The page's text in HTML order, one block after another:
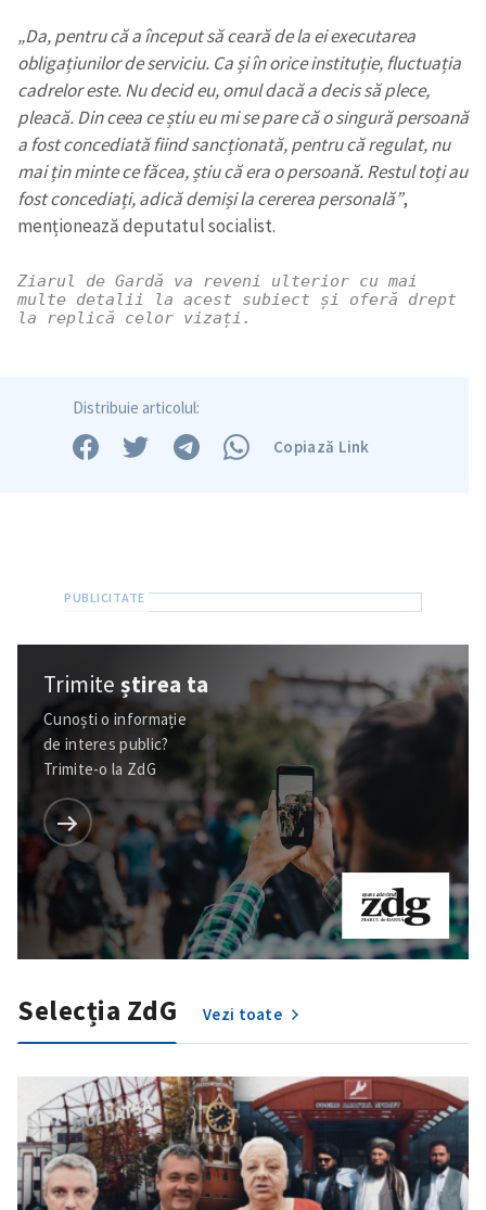
„Da, pentru că a început să ceară de la ei executarea
obligațiunilor de serviciu. Ca și în orice instituție, fluctuația
cadrelor este. Nu decid eu, omul dacă a decis să plece,
pleacă. Din ceea ce știu eu mi se pare că o singură persoană
a fost concediată fiind sancționată, pentru că regulat, nu
mai țin minte ce făcea, știu că era o persoană. Restul toți au
fost concediați, adică demiși la cererea personală”,
menționează deputatul socialist.
Ziarul de Gardă va reveni ulterior cu mai
multe detalii la acest subiect și oferă drept
la replică celor vizați.
Distribuie articolul:
Copiază Link
Trimiteștirea ta
Cunoști o informație
de interes public?
Trimite-o la ZdG
Selecția ZdG Vezi toate
CONTACT SURSĂ
Nume+ Numele meu
Email+ Emailul meu
Am citit și sunt de
acord cu politica de